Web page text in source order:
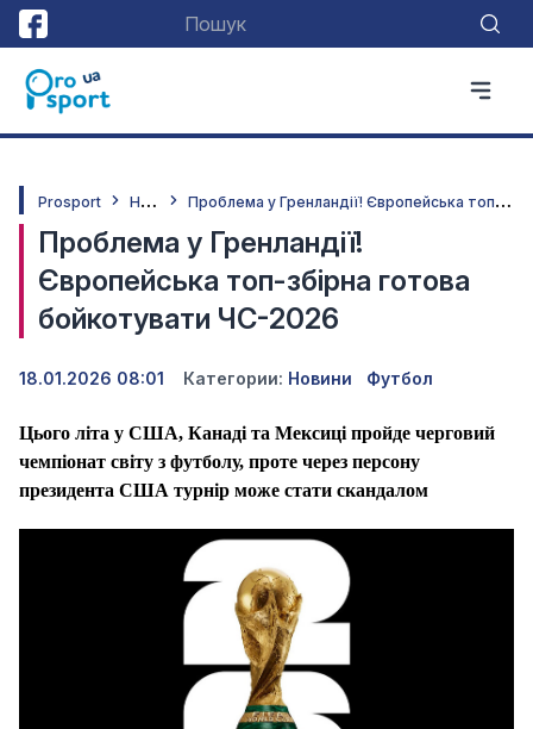
Prosport Н
овини П
роблема у Гренландії! Європейська топ-збірна готова бойкотувати ЧС-2026
Проблема у Гренландії!
Європейська топ-збірна готова
бойкотувати ЧС-2026
18.01.2026 08:01 Категории: Новини Футбол
Цього літа у США, Канаді та Мексиці пройде черговий
чемпіонат світу з футболу, проте через персону
президента США турнір може стати скандалом